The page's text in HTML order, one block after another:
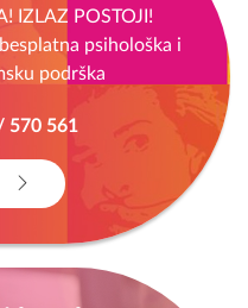
IZLAZ POSTOJI!
psihološka i
podrška
570 561